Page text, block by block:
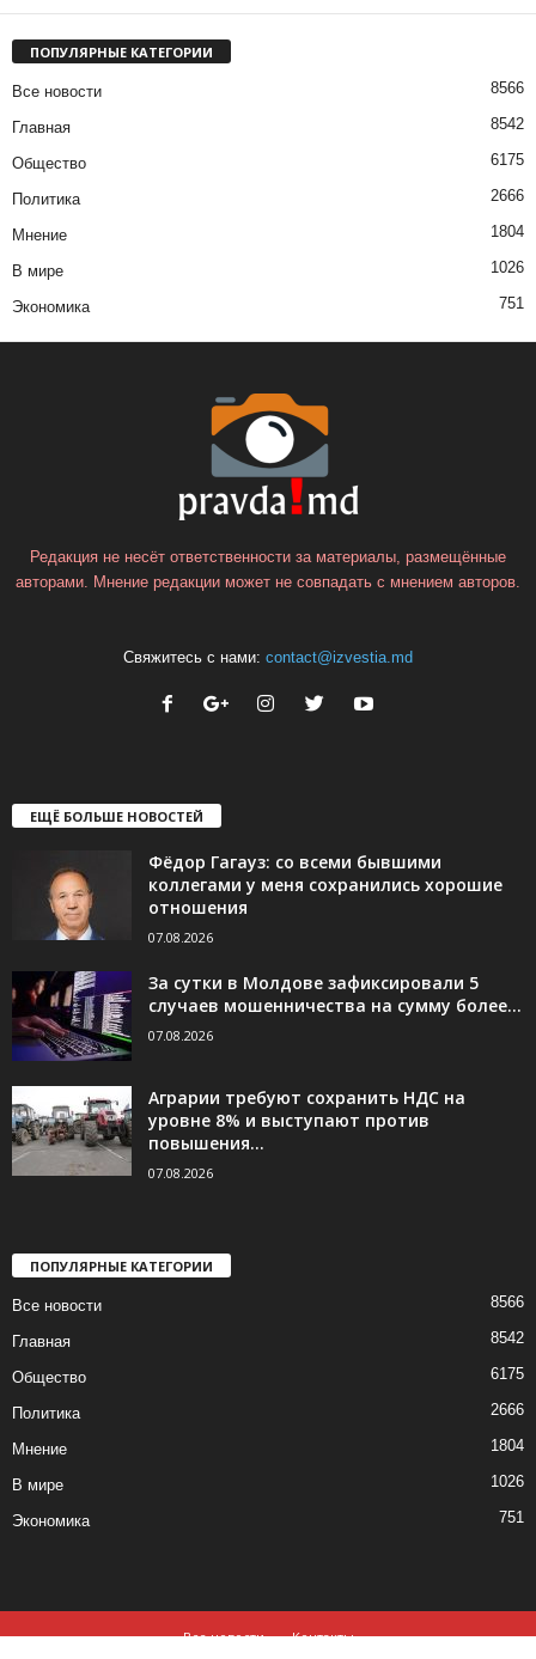
ПОПУЛЯРНЫЕ КАТЕГОРИИ
Все новости 8566
Главная 8542
Общество 6175
Политика 2666
Мнение 1804
В мире 1026
Экономика 751
Редакция не несёт ответственности за материалы, размещённые
авторами. Мнение редакции может не совпадать с мнением авторов.
Свяжитесь с нами: contact@izvestia.md
ЕЩЁ БОЛЬШЕ НОВОСТЕЙ
Фёдор Гагауз: со всеми бывшими
коллегами у меня сохранились хорошие
отношения
07.08.2026
За сутки в Молдове зафиксировали 5
случаев мошенничества на сумму более...
07.08.2026
Аграрии требуют сохранить НДС на
уровне 8% и выступают против
повышения...
07.08.2026
ПОПУЛЯРНЫЕ КАТЕГОРИИ
Все новости 8566
Главная 8542
Общество 6175
Политика 2666
Мнение 1804
В мире 1026
Экономика 751
Все новости Контакты